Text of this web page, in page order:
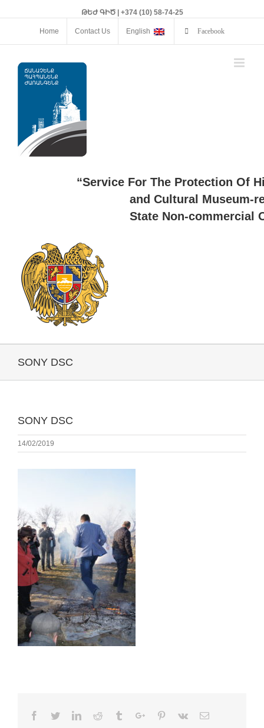
ԹԵԺ ԳԻԾ | +374 (10) 58-74-25
Home Contact Us English Facebook
“Service For The Protection Of
and Cultural Museum-
State Non-commercial
SONY DSC
SONY DSC
14/02/2019
Facebook
TwitterLinkedinReddit TumblrGoogle+Pinterest
Vk Email